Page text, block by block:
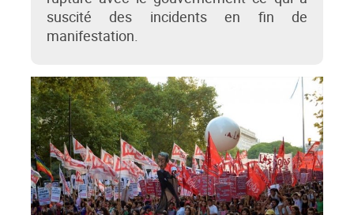
suscité des incidents en fin de
manifestation.